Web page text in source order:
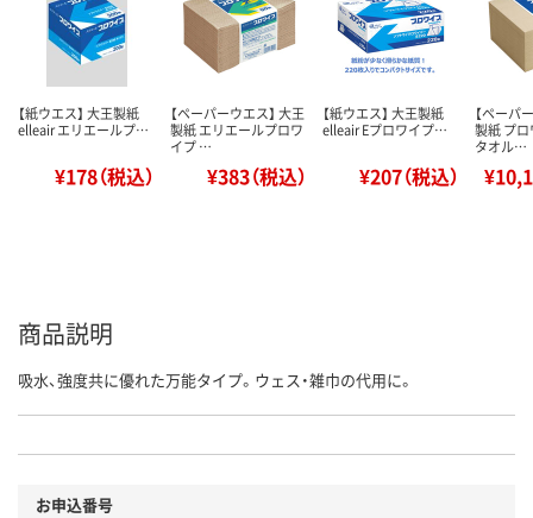
【紙ウエス】 大王製紙
elleair エリエールプ…
¥178（税込）
【ペーパーウエス】 大王
製紙 エリエールプロワ
イプ …
¥383（税込）
【紙ウエス】 大王製紙
elleair Eプロワイプ…
¥207（税込）
【ペーパ
製紙 プ
タオル…
商品説明
吸水、強度共に優れた万能タイプ。ウェス・雑巾の代用に。
お申込番号